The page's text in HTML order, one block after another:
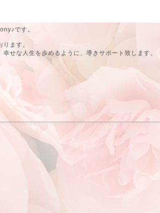
です。
ます。
せな人生を歩めるように、導きサポート致します。